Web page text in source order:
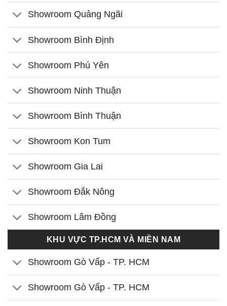
Showroom Quảng Ngãi
Showroom Bình Định
Showroom Phú Yên
Showroom Ninh Thuận
Showroom Bình Thuận
Showroom Kon Tum
Showroom Gia Lai
Showroom Đắk Nông
Showroom Lâm Đồng
KHU VỰC TP.HCM VÀ MIỀN NAM
Showroom Gò Vấp - TP. HCM
Showroom Gò Vấp - TP. HCM